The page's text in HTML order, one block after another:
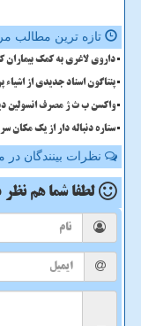
تازه ترین مطالب
داروی لاغری به کمک
پنتاگون اسناد جدیدی از
واکسن ب ث ژ مصرف انسولین
ستاره دنباله دار از یک مکان
نظرات بینندگان
لطفا شما هم نظر